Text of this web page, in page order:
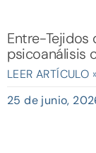
Entre-Tejidos
psicoanálisis
LEER ARTÍCULO »
25 de junio,